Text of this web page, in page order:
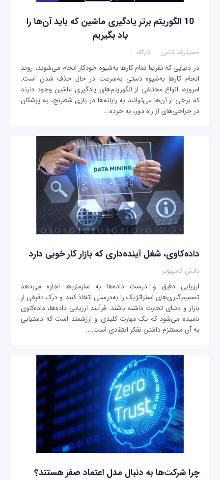
10 الگوریتم برتر یادگیری ماشین که باید آن‌ها را
یاد بگیریم
حمیدرضا تائبی کارگاه
در دنیایی که تقریبا تمام کارها به‌شیوه خودکار انجام می‌شوند، روند
انجام کارها به‌شیوه دستی به‌سرعت در حال حذف شدن است.
امروزه، انواع مختلفی از الگوریتم‌های یادگیری ماشین وجود دارند
که برخی از آن‌ها می‌توانند به رایانه‌ها در بازی شطرنج، به پزشکان
در جراحی‌های از راه دور، به خرده‌...
داده‌کاوی، شغل آینده‌داری که بازار کار خوبی دارد
دانش کامپیوتر
ارزیابی دقیق و درست داده‌ها به سازمان‌ها اجازه می‌دهد
تصمیم‌گیری‌های استراتژیک را به‌درستی اتخاذ کنند و درک دقیقی از
بازار و دنیای تجارت داشته باشند. فرآیند ارزیابی داده‌ها، داده‌کاوی
نامیده می‌شود که یک مهارت کلیدی و ارزشمند است که دستیابی
به آن مستلزم داشتن تفکر انتقادی است....
چرا شرکت‌ها به دنبال مدل اعتماد صفر هستند؟